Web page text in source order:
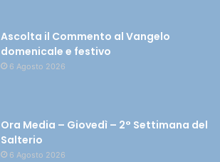
Ascolta il Commento al Vangelo
domenicale e festivo
6 Agosto 2026
Ora Media – Giovedì – 2° Settimana del
Salterio
6 Agosto 2026